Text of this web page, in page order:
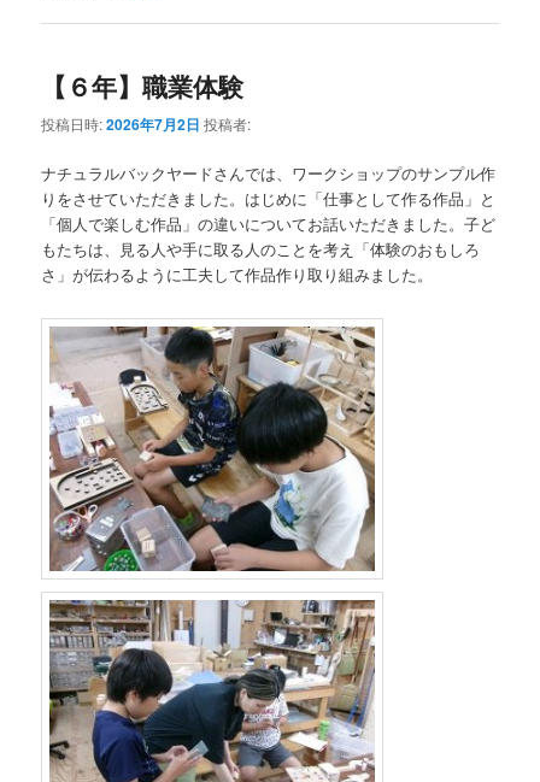
【６年】職業体験
投稿日時:2026年7月2日 投稿者:
ナチュラルバックヤードさんでは、ワークショップのサンプル作
りをさせていただきました。はじめに「仕事として作る作品」と
「個人で楽しむ作品」の違いについてお話いただきました。子ど
もたちは、見る人や手に取る人のことを考え「体験のおもしろ
さ」が伝わるように工夫して作品作り取り組みました。